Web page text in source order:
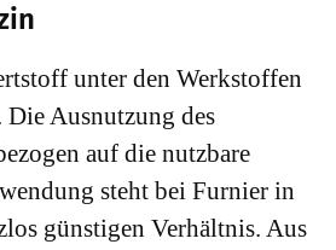
unter den Werkstoffen
Ausnutzung des
auf die nutzbare
steht bei Furnier in
günstigen Verhältnis. Aus